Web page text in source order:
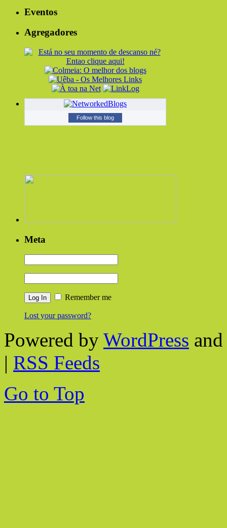
Eventos
Agregadores
Follow this blog
Meta
Remember me
Lost your password?
Powered by WordPress
| RSS Feeds
Go to Top